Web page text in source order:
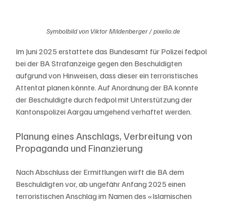
Symbolbild von Viktor Mildenberger / pixelio.de
Im Juni 2025 erstattete das Bundesamt für Polizei fedpol
bei der BA Strafanzeige gegen den Beschuldigten
aufgrund von Hinweisen, dass dieser ein terroristisches
Attentat planen könnte. Auf Anordnung der BA konnte
der Beschuldigte durch fedpol mit Unterstützung der
Kantonspolizei Aargau umgehend verhaftet werden.
Planung eines Anschlags, Verbreitung von
Propaganda und Finanzierung
Nach Abschluss der Ermittlungen wirft die BA dem
Beschuldigten vor, ab ungefähr Anfang 2025 einen
terroristischen Anschlag im Namen des «Islamischen